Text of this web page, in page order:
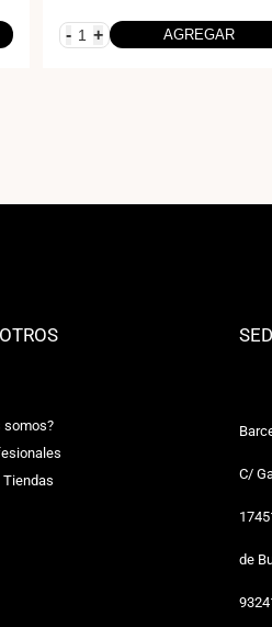
- + AGREGAR
somos?
C/
de